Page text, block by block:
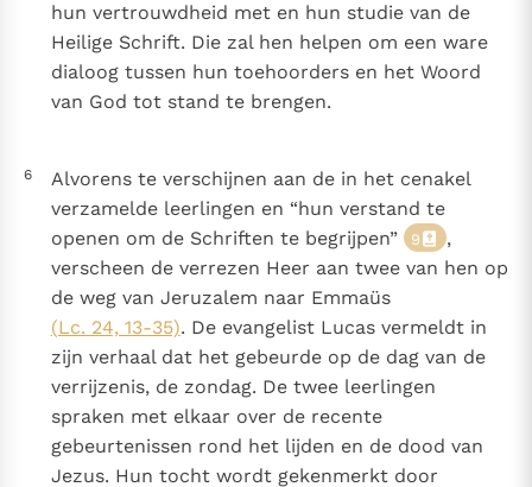
hun vertrouwdheid met en hun studie van de
Heilige Schrift. Die zal hen helpen om een ware
dialoog tussen hun toehoorders en het Woord
van God tot stand te brengen.
6
Alvorens te verschijnen aan de in het cenakel
verzamelde leerlingen en “hun verstand te
openen om de Schriften te begrijpen”
9
,
verscheen de verrezen Heer aan twee van hen op
de weg van Jeruzalem naar Emmaüs
(Lc. 24, 13-35). De evangelist Lucas vermeldt in
zijn verhaal dat het gebeurde op de dag van de
verrijzenis, de zondag. De twee leerlingen
spraken met elkaar over de recente
gebeurtenissen rond het lijden en de dood van
Jezus. Hun tocht wordt gekenmerkt door